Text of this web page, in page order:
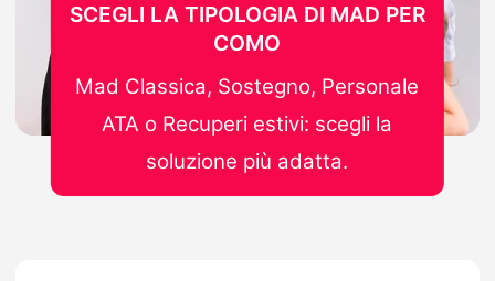
SCEGLI LA TIPOLOGIA DI MAD PER
COMO
Mad Classica, Sostegno, Personale
ATA o Recuperi estivi: scegli la
soluzione più adatta.